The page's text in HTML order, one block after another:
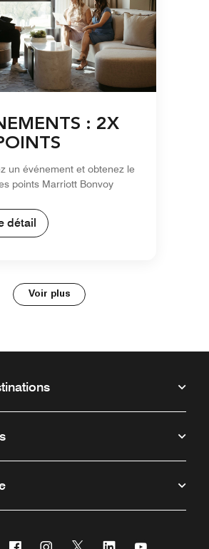
: 2X
un événement et obtenez le
points Marriott Bonvoy
détail
Voir plus
FacebookInstagram
Twitter Linkedin